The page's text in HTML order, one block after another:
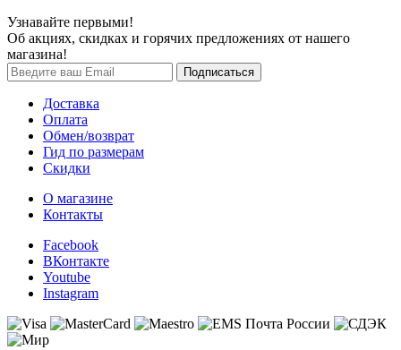
Узнавайте первыми!
Об акциях, скидках и горячих предложениях от нашего
магазина!
Доставка
Оплата
Обмен/возврат
Гид по размерам
Скидки
О магазине
Контакты
Facebook
ВКонтакте
Youtube
Instagram